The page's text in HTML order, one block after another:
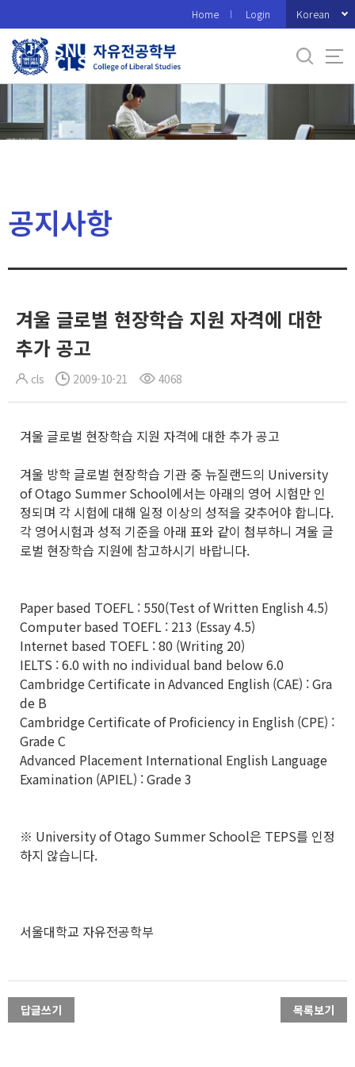
로
메
Home Login Korean
공지사항
겨울 글로벌 현장학습 지원 자격에 대한
추가 공고
cls 2009-10-21 4068
겨울 글로벌 현장학습 지원 자격에 대한 추가 공고
겨울 방학 글로벌 현장학습 기관 중 뉴질랜드의 University
of Otago Summer School에서는 아래의 영어 시험만 인
정되며 각 시험에 대해 일정 이상의 성적을 갖추어야 합니다.
각 영어시험과 성적 기준을 아래 표와 같이 첨부하니 겨울 글
로벌 현장학습 지원에 참고하시기 바랍니다.
Paper based TOEFL : 550(Test of Written English 4.5)
Computer based TOEFL : 213 (Essay 4.5)
Internet based TOEFL : 80 (Writing 20)
IELTS : 6.0 with no individual band below 6.0
Cambridge Certificate in Advanced English (CAE) : Gra
de B
Cambridge Certificate of Proficiency in English (CPE) :
Grade C
Advanced Placement International English Language
Examination (APIEL) : Grade 3
※ University of Otago Summer School은 TEPS를 인정
하지 않습니다.
서울대학교 자유전공학부
답글쓰기 목록보기